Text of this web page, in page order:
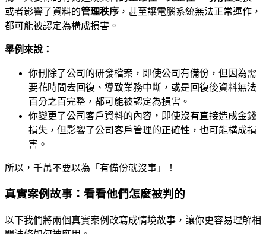
或者影響了資料的管理秩序 ，甚至讓電腦系統無法正常運作，
都可能被認定為構成損害。
舉例來說：
你刪除了公司的研發檔案，即使公司有備份，但因為需
要花時間去回復、導致業務中斷，或是回復後資料無法
百分之百完整，都可能被認定為損害。
你變更了公司客戶資料的內容，即使沒有直接造成金錢
損失，但影響了公司客戶管理的正確性，也可能構成損
害。
所以，千萬不要以為「有備份就沒事」！
真實案例故事：看看他們怎麼被判的
以下我們將兩個真實案例改寫成情境故事，讓你更容易理解相